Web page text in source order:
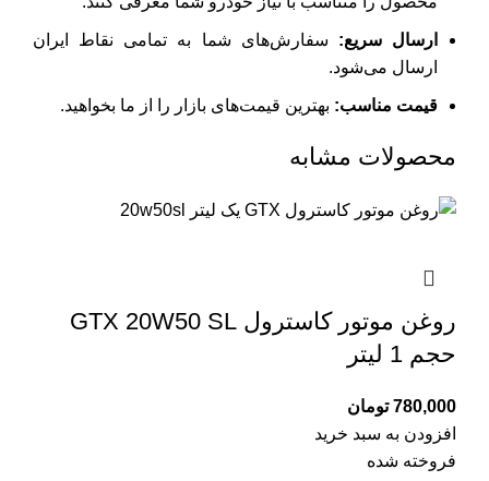
ارسال سریع: سفارش‌های شما به تمامی نقاط ایران
ارسال می‌شود.
قیمت مناسب: بهترین قیمت‌های بازار را از ما بخواهید.
محصولات مشابه
روغن موتور کاسترول GTX 20W50 SL
حجم 1 لیتر
780,000 تومان
افزودن به سبد خرید
فروخته شده